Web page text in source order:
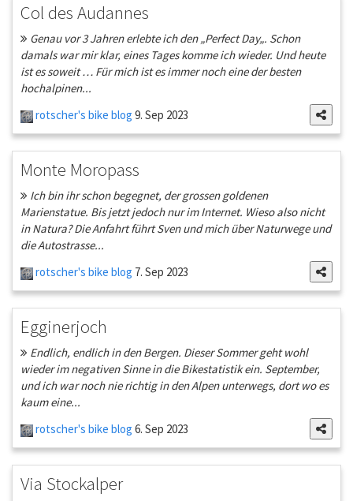
Col des Audannes
Genau vor 3 Jahren erlebte ich den „Perfect Day„. Schon
damals war mir klar, eines Tages komme ich wieder. Und heute
ist es soweit … Für mich ist es immer noch eine der besten
hochalpinen...
rotscher's bike blog 9. Sep 2023
Monte Moropass
Ich bin ihr schon begegnet, der grossen goldenen
Marienstatue. Bis jetzt jedoch nur im Internet. Wieso also nicht
in Natura? Die Anfahrt führt Sven und mich über Naturwege und
die Autostrasse...
rotscher's bike blog 7. Sep 2023
Egginerjoch
Endlich, endlich in den Bergen. Dieser Sommer geht wohl
wieder im negativen Sinne in die Bikestatistik ein. September,
und ich war noch nie richtig in den Alpen unterwegs, dort wo es
kaum eine...
rotscher's bike blog 6. Sep 2023
Via Stockalper